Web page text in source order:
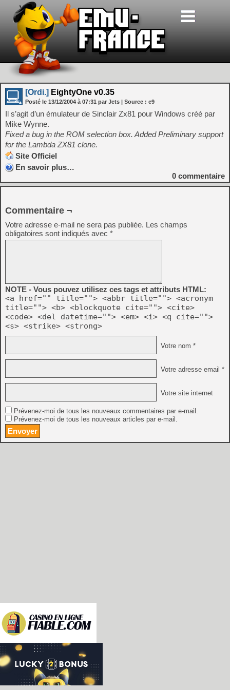
[Ordi.] EightyOne v0.35
Posté le 13/12/2004 à 07:31 par Jets | Source : e9
Il s’agit d’un émulateur de Sinclair Zx81 pour Windows créé par
Mike Wynne.
Fixed a bug in the ROM selection box. Added Preliminary support
for the Lambda ZX81 clone.
Site Officiel
En savoir plus…
0 commentaire
Commentaire ¬
Votre adresse e-mail ne sera pas publiée. Les champs
obligatoires sont indiqués avec *
NOTE - Vous pouvez utilisez ces tags et attributs HTML:
<a href="" title=""> <abbr title=""> <acronym
title=""> <b> <blockquote cite=""> <cite>
<code> <del datetime=""> <em> <i> <q cite="">
<s> <strike> <strong>
Votre nom *
Votre adresse email *
Votre site internet
Prévenez-moi de tous les nouveaux commentaires par e-mail.
Prévenez-moi de tous les nouveaux articles par e-mail.